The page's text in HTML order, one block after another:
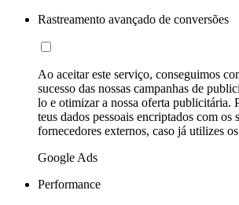
Rastreamento avançado de conversões
Ao aceitar este serviço, conseguimos
sucesso das nossas campanhas de
lo e otimizar a nossa oferta publicitária.
teus dados pessoais encriptados com os
fornecedores externos, caso já utilizes
Google Ads
Performance